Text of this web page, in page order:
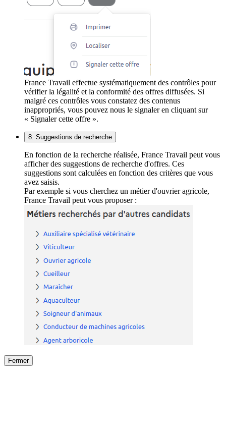
France Travail effectue systématiquement des contrôles pour
vérifier la légalité et la conformité des offres diffusées. Si
malgré ces contrôles vous constatez des contenus
inappropriés, vous pouvez nous le signaler en cliquant sur
« Signaler cette offre ».
8. Suggestions de recherche
En fonction de la recherche réalisée, France Travail peut vous
afficher des suggestions de recherche d'offres. Ces
suggestions sont calculées en fonction des critères que vous
avez saisis.
Par exemple si vous cherchez un métier d'ouvrier agricole,
France Travail peut vous proposer :
Fermer